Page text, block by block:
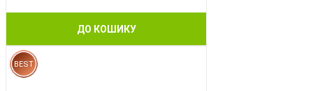
ДО КОШИКУ
BEST